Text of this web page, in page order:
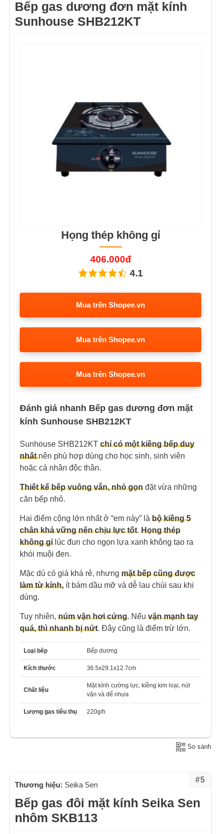
Bếp gas dương đơn mặt kính
Sunhouse SHB212KT
Họng thép không gỉ
406.000đ
4.1
Mua trên Shopee.vn
Mua trên Shopee.vn
Mua trên Shopee.vn
Đánh giá nhanh Bếp gas dương đơn mặt
kính Sunhouse SHB212KT
Sunhouse SHB212KT chỉ có một kiềng bếp duy
nhất nên phù hợp dùng cho học sinh, sinh viên
hoặc cá nhân độc thân.
Thiết kế bếp vuông vắn, nhỏ gọn đặt vừa những
căn bếp nhỏ.
Hai điểm cộng lớn nhất ở “em này” là bộ kiềng 5
chân khá vững nên chịu lực tốt. Họng thép
không gỉ lúc đun cho ngọn lựa xanh không tạo ra
khói muội đen.
Mặc dù có giá khá rẻ, nhưng mặt bếp cũng được
làm từ kính, ít bám dầu mỡ và dễ lau chùi sau khi
dùng.
Tuy nhiên, núm vặn hơi cứng. Nếu vặn mạnh tay
quá, thì nhanh bị nứt. Đây cũng là điểm trừ lớn.
Loại bếp Bếp dương
Kích thước 36.5x29.1x12.7cm
Chất liệu
Mặt kính cường lực, kiềng kim loại, nút
vặn và đế nhựa
Lượng gas tiêu thụ 220g/h
So sánh
#5
Thương hiệu: Seika Sen
Bếp gas đôi mặt kính Seika Sen
nhôm SKB113